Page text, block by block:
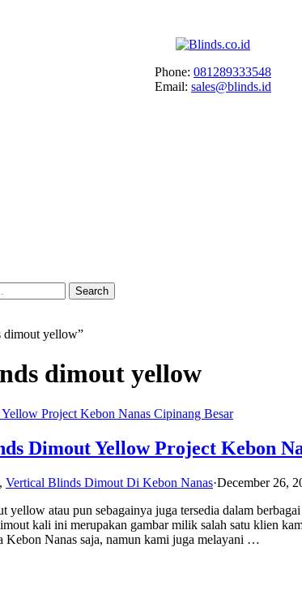
Phone: 081289333548
Email: sales@blinds.id
dimout yellow”
dimout yellow
Dimout Yellow Project Kebon
, Vertical Blinds Dimout Di Kebon Nanas·December 26,
yellow atau pun sebagainya juga tersedia dalam
kali ini merupakan gambar milik salah satu klien
Kebon Nanas saja, namun kami juga melayani …